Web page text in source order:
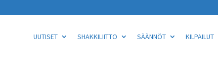
UUTISET SHAKKILIITTO SÄÄNNÖT KILPAILUT